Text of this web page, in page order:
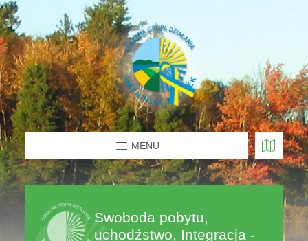
MENU
Swoboda pobytu,
uchodźstwo, Integracja -